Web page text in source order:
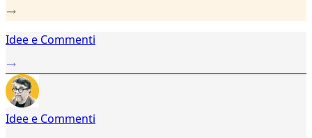
Idee e Commenti
Idee e Commenti